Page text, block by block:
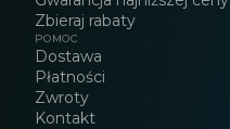
Zbieraj rabaty
POMOC
Dostawa
Płatności
Zwroty
Kontakt